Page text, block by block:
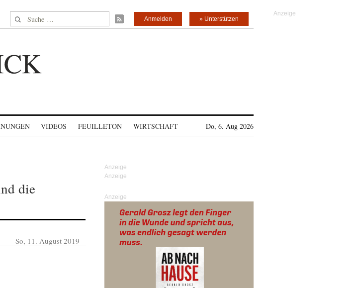
Suche nach: » Unterstützen
Anmelden
VIDEOS FEUILLETON WIRTSCHAFT Do, 6. Aug 2026
die
So, 11. August 2019
Anzeige